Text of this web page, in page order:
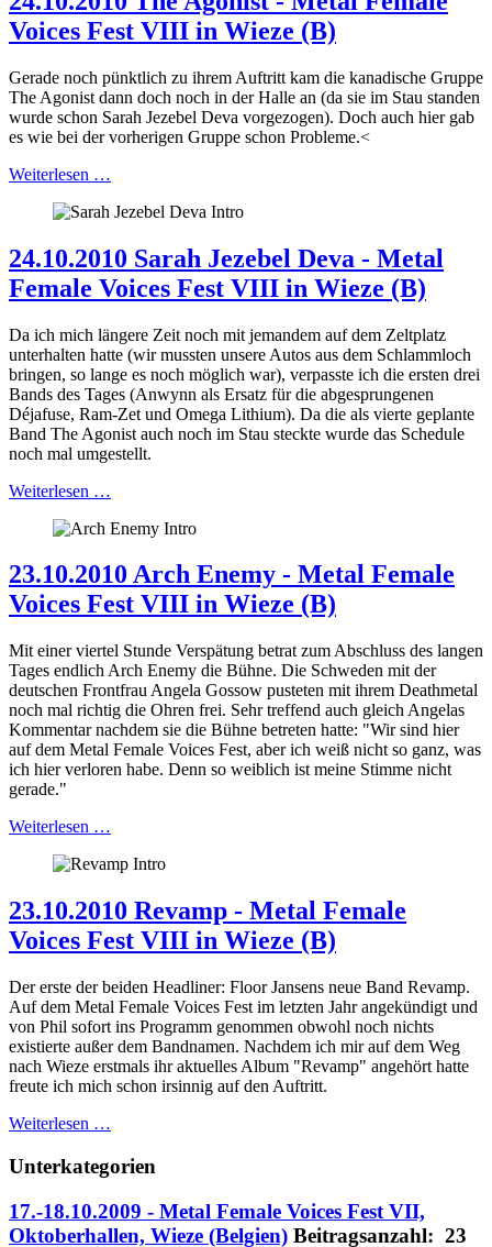
Voices Fest VIII in Wieze (B)
Gerade noch pünktlich zu ihrem Auftritt kam die kanadische Gruppe
The Agonist dann doch noch in der Halle an (da sie im Stau standen
wurde schon Sarah Jezebel Deva vorgezogen). Doch auch hier gab
es wie bei der vorherigen Gruppe schon Probleme.<
Weiterlesen …
24.10.2010 Sarah Jezebel Deva - Metal
Female Voices Fest VIII in Wieze (B)
Da ich mich längere Zeit noch mit jemandem auf dem Zeltplatz
unterhalten hatte (wir mussten unsere Autos aus dem Schlammloch
bringen, so lange es noch möglich war), verpasste ich die ersten drei
Bands des Tages (Anwynn als Ersatz für die abgesprungenen
Déjafuse, Ram-Zet und Omega Lithium). Da die als vierte geplante
Band The Agonist auch noch im Stau steckte wurde das Schedule
noch mal umgestellt.
Weiterlesen …
23.10.2010 Arch Enemy - Metal Female
Voices Fest VIII in Wieze (B)
Mit einer viertel Stunde Verspätung betrat zum Abschluss des langen
Tages endlich Arch Enemy die Bühne. Die Schweden mit der
deutschen Frontfrau Angela Gossow pusteten mit ihrem Deathmetal
noch mal richtig die Ohren frei. Sehr treffend auch gleich Angelas
Kommentar nachdem sie die Bühne betreten hatte: "Wir sind hier
auf dem Metal Female Voices Fest, aber ich weiß nicht so ganz, was
ich hier verloren habe. Denn so weiblich ist meine Stimme nicht
gerade."
Weiterlesen …
23.10.2010 Revamp - Metal Female
Voices Fest VIII in Wieze (B)
Der erste der beiden Headliner: Floor Jansens neue Band Revamp.
Auf dem Metal Female Voices Fest im letzten Jahr angekündigt und
von Phil sofort ins Programm genommen obwohl noch nichts
existierte außer dem Bandnamen. Nachdem ich mir auf dem Weg
nach Wieze erstmals ihr aktuelles Album "Revamp" angehört hatte
freute ich mich schon irsinnig auf den Auftritt.
Weiterlesen …
Unterkategorien
17.-18.10.2009 - Metal Female Voices Fest VII,
Oktoberhallen, Wieze (Belgien) Beitragsanzahl: 23